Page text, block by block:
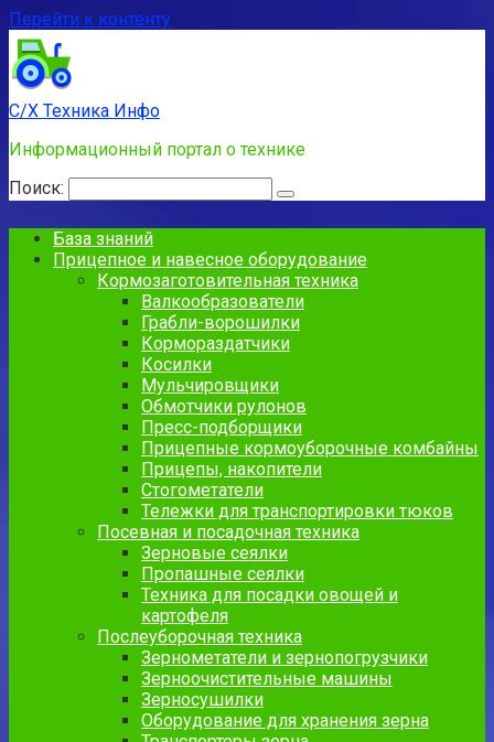
Перейти к контенту
С/Х Техника Инфо
Информационный портал о технике
Поиск:
База знаний
Прицепное и навесное оборудование
Кормозаготовительная техника
Валкообразователи
Грабли-ворошилки
Кормораздатчики
Косилки
Мульчировщики
Обмотчики рулонов
Пресс-подборщики
Прицепные кормоуборочные комбайны
Прицепы, накопители
Стогометатели
Тележки для транспортировки тюков
Посевная и посадочная техника
Зерновые сеялки
Пропашные сеялки
Техника для посадки овощей и
картофеля
Послеуборочная техника
Зернометатели и зернопогрузчики
Зерноочистительные машины
Зерносушилки
Оборудование для хранения зерна